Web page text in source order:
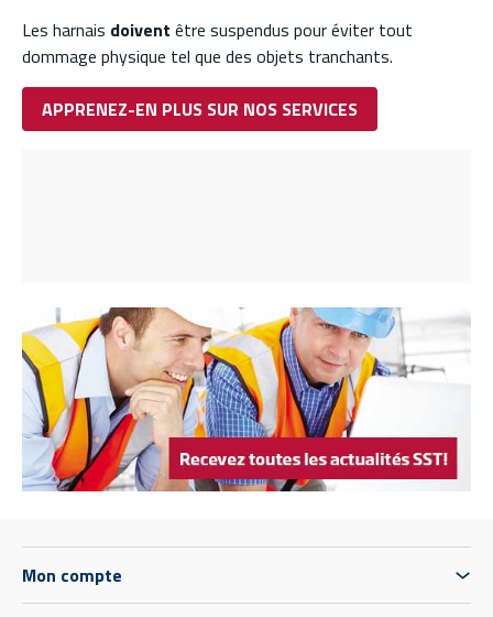
Les harnais doivent être suspendus pour éviter tout
dommage physique tel que des objets tranchants.
APPRENEZ-EN PLUS SUR NOS SERVICES
Mon compte